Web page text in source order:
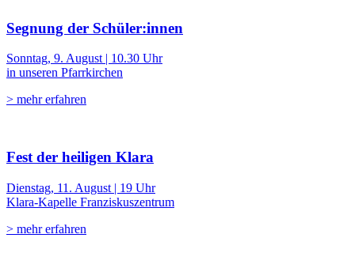
Segnung der Schüler:innen
Sonntag, 9. August | 10.30 Uhr
in unseren Pfarrkirchen
> mehr erfahren
Fest der heiligen Klara
Dienstag, 11. August | 19 Uhr
Klara-Kapelle Franziskuszentrum
> mehr erfahren